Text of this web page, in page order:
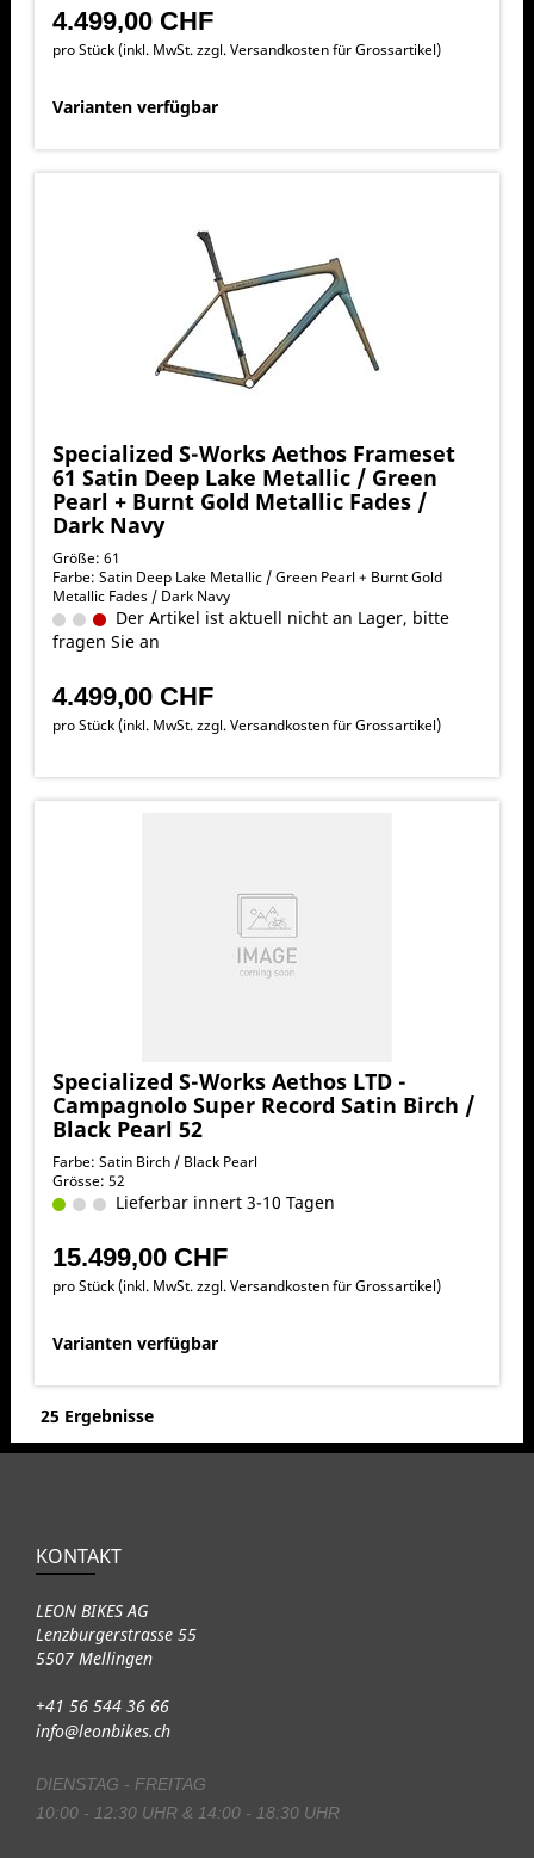
4.499,00 CHF
pro Stück (inkl. MwSt. zzgl.Versandkosten für Grossartikel)
Varianten verfügbar
Specialized S-Works Aethos Frameset
61 Satin Deep Lake Metallic / Green
Pearl + Burnt Gold Metallic Fades /
Dark Navy
Größe: 61
Farbe: Satin Deep Lake Metallic / Green Pearl + Burnt Gold
Metallic Fades / Dark Navy
Der Artikel ist aktuell nicht an Lager, bitte
fragen Sie an
4.499,00 CHF
pro Stück (inkl. MwSt. zzgl.Versandkosten für Grossartikel)
Specialized S-Works Aethos LTD -
Campagnolo Super Record Satin Birch /
Black Pearl 52
Farbe: Satin Birch / Black Pearl
Grösse: 52
Lieferbar innert 3-10 Tagen
15.499,00 CHF
pro Stück (inkl. MwSt. zzgl.Versandkosten für Grossartikel)
Varianten verfügbar
25 Ergebnisse
KONTAKT
LEON BIKES AG
Lenzburgerstrasse 55
5507 Mellingen
+41 56 544 36 66
info@leonbikes.ch
DIENSTAG - FREITAG
10:00 - 12:30 UHR & 14:00 - 18:30 UHR